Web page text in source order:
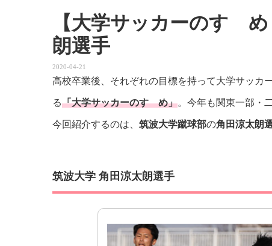
【大学サッカーのすゝ
朗選手
2020-04-21
高校卒業後、それぞれの目標を持って大学サッカ
る「大学サッカーのすゝめ」。今年も関東一部・
今回紹介するのは、 筑波大学蹴球部の角田涼太朗
筑波大学 角田涼太朗選手